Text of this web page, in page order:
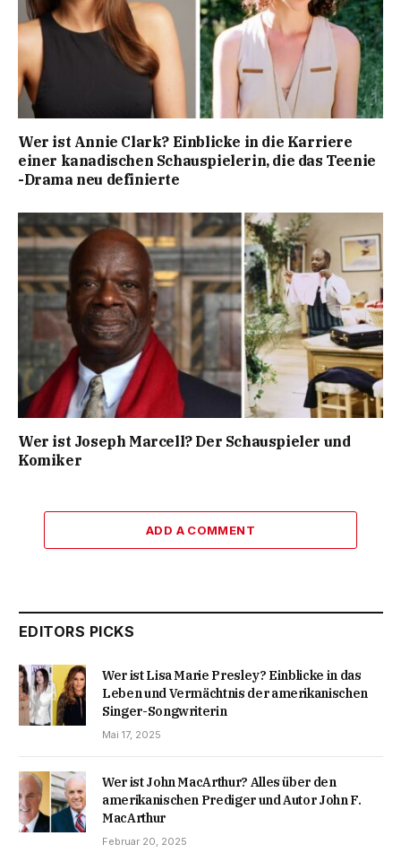
Wer ist Annie Clark? Einblicke in die Karriere
einer kanadischen Schauspielerin, die das Teenie
-Drama neu definierte
Wer ist Joseph Marcell? Der Schauspieler und
Komiker
ADD A COMMENT
EDITORS PICKS
Wer ist Lisa Marie Presley? Einblicke in das
Leben und Vermächtnis der amerikanischen
Singer-Songwriterin
Mai 17, 2025
Wer ist John MacArthur? Alles über den
amerikanischen Prediger und Autor John F.
MacArthur
Februar 20, 2025